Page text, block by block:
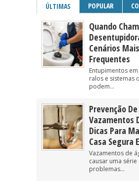
ÚLTIMAS POPULAR
Quando
Cenários Mais
Frequentes
Entupimentos
ralos e sistemas
podem...
Prevenção De
Vazamentos
Dicas Para
Casa Segura
Vazamentos de
causar uma série
problemas...